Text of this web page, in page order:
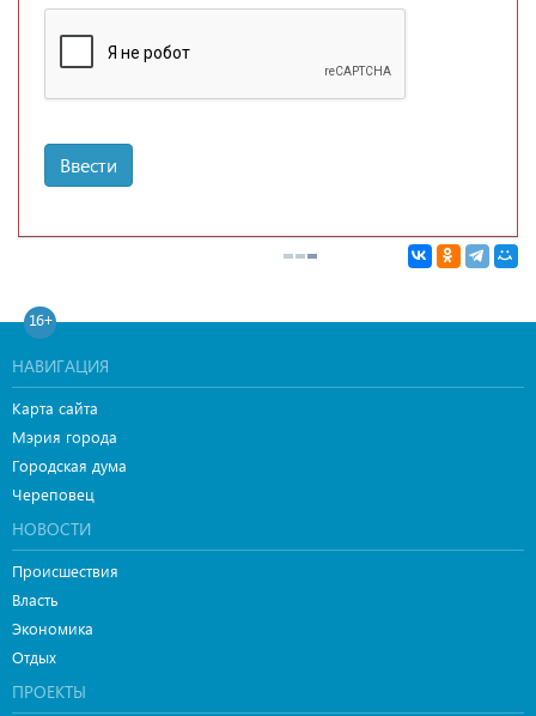
Ввести
16+
НАВИГАЦИЯ
Карта сайта
Мэрия города
Городская дума
Череповец
НОВОСТИ
Происшествия
Власть
Экономика
Отдых
ПРОЕКТЫ